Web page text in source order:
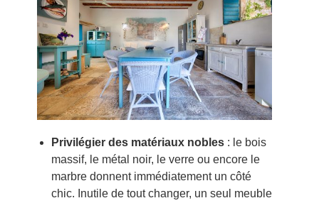
Privilégier des matériaux nobles: le bois
massif, le métal noir, le verre ou encore le
marbre donnent immédiatement un côté
chic. Inutile de tout changer, un seul meuble